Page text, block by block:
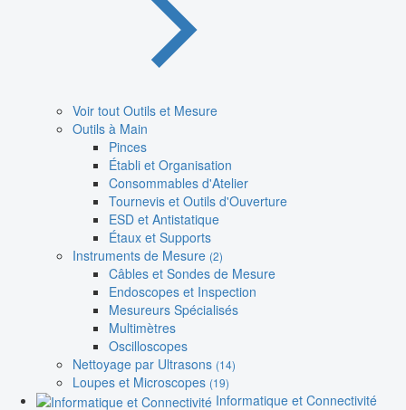
Voir tout Outils et Mesure
Outils à Main
Pinces
Établi et Organisation
Consommables d'Atelier
Tournevis et Outils d'Ouverture
ESD et Antistatique
Étaux et Supports
Instruments de Mesure (2)
Câbles et Sondes de Mesure
Endoscopes et Inspection
Mesureurs Spécialisés
Multimètres
Oscilloscopes
Nettoyage par Ultrasons (14)
Loupes et Microscopes (19)
Informatique et Connectivité